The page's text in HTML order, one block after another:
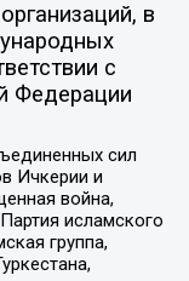
в
с
Федерации
сил
Ичкерии и
война,
исламского
группа,